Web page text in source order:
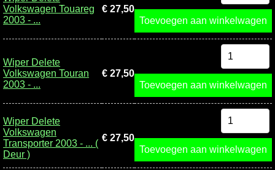
Volkswagen Touareg
2003 - ...
€ 27,50
Toevoegen aan winkelwagen
Wiper Delete
Volkswagen Touran
2003 - ...
€ 27,50
Toevoegen aan winkelwagen
Wiper Delete
Volkswagen
Transporter 2003 - ... (
Deur )
€ 27,50
Toevoegen aan winkelwagen